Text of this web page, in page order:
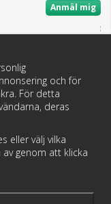
Anmäl mig
Badrum,
return/
och för
För detta
deras
eller välj vilka
genom att klicka